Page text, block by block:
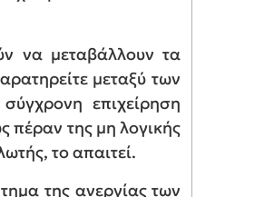
να μεταβάλλουν τα
μεταξύ των
επιχείρηση
πέραν της μη λογικής
το απαιτεί.
της ανεργίας των